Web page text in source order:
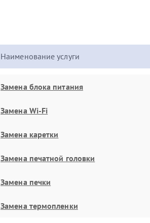
Наименование услуги
Замена блока питания
Замена Wi-Fi
Замена каретки
Замена печатной головки
Замена печки
Замена термопленки